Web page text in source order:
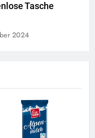
Tasche
2024